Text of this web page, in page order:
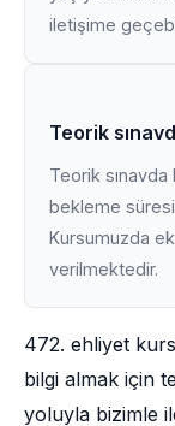
iletişime
Teorik
Teorik sınavda
bekleme süresi
Kursumuzda
verilmektedir.
472. ehliyet
bilgi almak için
yoluyla bizimle